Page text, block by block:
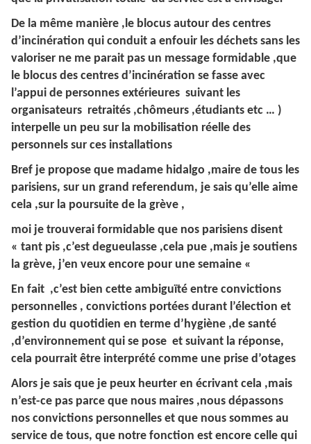
De la même manière ,le blocus autour des centres
d’incinération qui conduit a enfouir les déchets sans les
valoriser ne me parait pas un message formidable ,que
le blocus des centres d’incinération se fasse avec
l’appui de personnes extérieures suivant les
organisateurs retraités ,chômeurs ,étudiants etc … )
interpelle un peu sur la mobilisation réelle des
personnels sur ces installations
Bref je propose que madame hidalgo ,maire de tous les
parisiens, sur un grand referendum, je sais qu’elle aime
cela ,sur la poursuite de la grève ,
moi je trouverai formidable que nos parisiens disent
« tant pis ,c’est degueulasse ,cela pue ,mais je soutiens
la grève, j’en veux encore pour une semaine «
En fait ,c’est bien cette ambiguïté entre convictions
personnelles , convictions portées durant l’élection et
gestion du quotidien en terme d’hygiène ,de santé
,d’environnement qui se pose et suivant la réponse,
cela pourrait être interprété comme une prise d’otages
Alors je sais que je peux heurter en écrivant cela ,mais
n’est-ce pas parce que nous maires ,nous dépassons
nos convictions personnelles et que nous sommes au
service de tous, que notre fonction est encore celle qui